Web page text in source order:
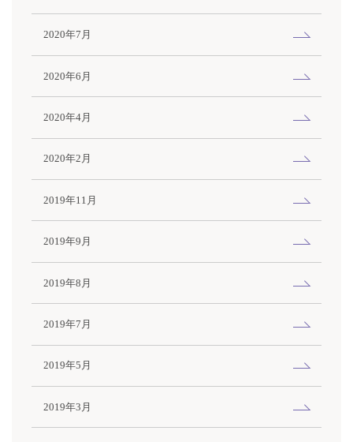
2020年7月
2020年6月
2020年4月
2020年2月
2019年11月
2019年9月
2019年8月
2019年7月
2019年5月
2019年3月